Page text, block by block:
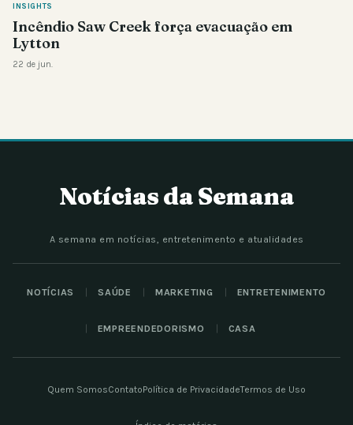
INSIGHTS
Incêndio Saw Creek força evacuação em
Lytton
22 de jun.
Notícias da Semana
A semana em notícias, entretenimento e atualidades
NOTÍCIAS SAÚDE MARKETING ENTRETENIMENTO
EMPREENDEDORISMO CASA
Quem SomosContatoPolítica de PrivacidadeTermos de Uso